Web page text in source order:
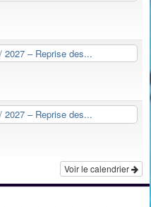
2027 – Reprise des...
2027 – Reprise des...
Voir le calendrier